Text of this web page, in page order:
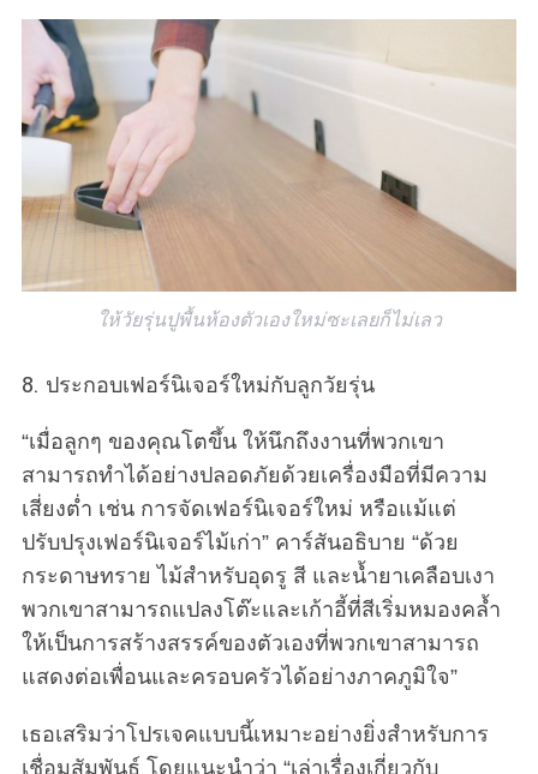
ให้วัยรุ่นปูพื้นห้องตัวเองใหม่ซะเลยก็ไม่เลว
8. ประกอบเฟอร์นิเจอร์ใหม่กับลูกวัยรุ่น
“เมื่อลูกๆ ของคุณโตขึ้น ให้นึกถึงงานที่พวกเขา
สามารถทำได้อย่างปลอดภัยด้วยเครื่องมือที่มีความ
เสี่ยงต่ำ เช่น การจัดเฟอร์นิเจอร์ใหม่ หรือแม้แต่
ปรับปรุงเฟอร์นิเจอร์ไม้เก่า” คาร์สันอธิบาย “ด้วย
กระดาษทราย ไม้สำหรับอุดรู สี และน้ำยาเคลือบเงา
พวกเขาสามารถแปลงโต๊ะและเก้าอี้ที่สีเริ่มหมองคล้ำ
ให้เป็นการสร้างสรรค์ของตัวเองที่พวกเขาสามารถ
แสดงต่อเพื่อนและครอบครัวได้อย่างภาคภูมิใจ”
เธอเสริมว่าโปรเจคแบบนี้เหมาะอย่างยิ่งสำหรับการ
เชื่อมสัมพันธ์ โดยแนะนำว่า “เล่าเรื่องเกี่ยวกับ